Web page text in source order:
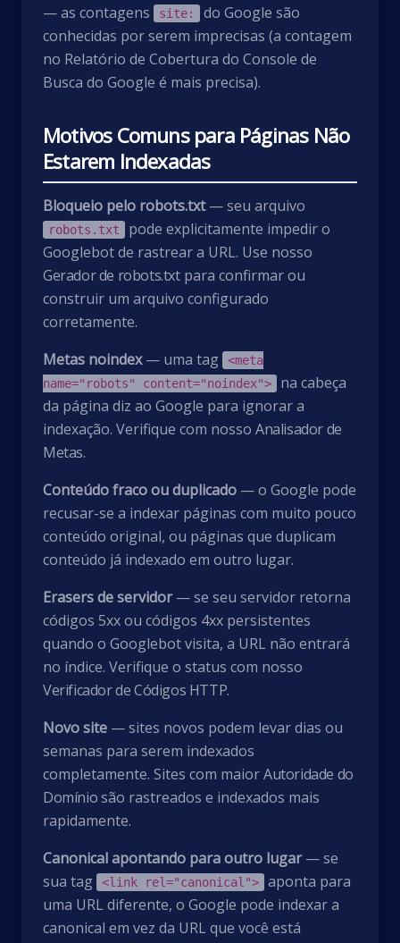
— as contagens
site:
do Google são
conhecidas por serem imprecisas (a contagem
no Relatório de Cobertura do Console de
Busca do Google é mais precisa).
Motivos Comuns para Páginas Não
Estarem Indexadas
Bloqueio pelo robots.txt— seu arquivo
robots.txt
pode explicitamente impedir o
Googlebot de rastrear a URL. Use nosso
Gerador de robots.txtpara confirmar ou
construir um arquivo configurado
corretamente.
Metas noindex— uma tag
<meta
name="robots" content="noindex">
na cabeça
da página diz ao Google para ignorar a
indexação. Verifique com nosso Analisador de
Metas.
Conteúdo fraco ou duplicado — o Google pode
recusar-se a indexar páginas com muito pouco
conteúdo original, ou páginas que duplicam
conteúdo já indexado em outro lugar.
Erasers de servidor— se seu servidor retorna
códigos 5xx ou códigos 4xx persistentes
quando o Googlebot visita, a URL não entrará
no índice. Verifique o status com nosso
Verificador de Códigos HTTP.
Novo site — sites novos podem levar dias ou
semanas para serem indexados
completamente. Sites com maiorAutoridade do
Domíniosão rastreados e indexados mais
rapidamente.
Canonical apontando para outro lugar— se
sua tag
<link rel="canonical">
aponta para
uma URL diferente, o Google pode indexar a
canonical em vez da URL que você está